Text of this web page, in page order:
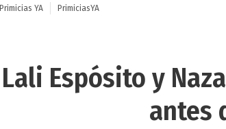
Primicias YA PrimiciasYA
Lali Espósito y
antes